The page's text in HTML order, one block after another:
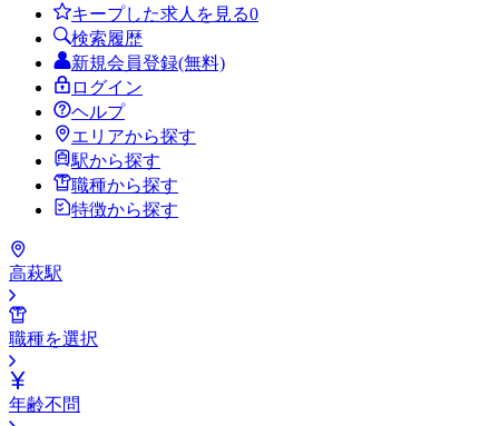
キープした求人を見る0
検索履歴
新規会員登録(無料)
ログイン
ヘルプ
エリアから探す
駅から探す
職種から探す
特徴から探す
高萩駅
職種を選択
年齢不問